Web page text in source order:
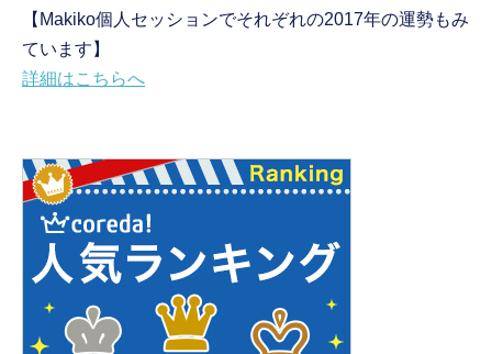
【Makiko個人セッションでそれぞれの2017年の運勢もみ
ています】
詳細はこちらへ